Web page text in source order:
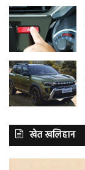
खेत खलिहान